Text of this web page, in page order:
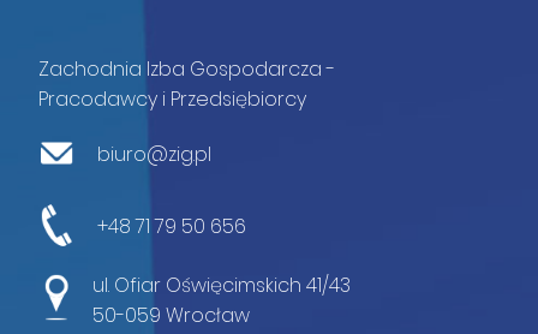
Zachodnia Izba Gospodarcza -
Pracodawcy i Przedsiębiorcy
biuro@zig.pl
+48 71 79 50 656
ul. Ofiar Oświęcimskich 41/43
50-059 Wrocław